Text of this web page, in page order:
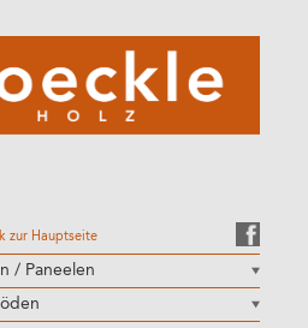
zur Hauptseite
/ Paneelen